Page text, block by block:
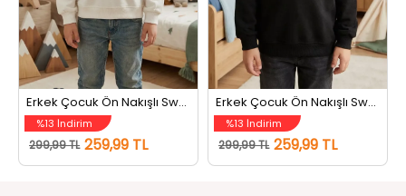
Erkek Çocuk Ön Nakışlı Sweatshirt Krem
%13 İndirim
299,99 TL 259,99 TL
Erkek Çocuk Ön Nakışlı Sweatshirt Siyah
%13 İndirim
299,99 TL 259,99 TL